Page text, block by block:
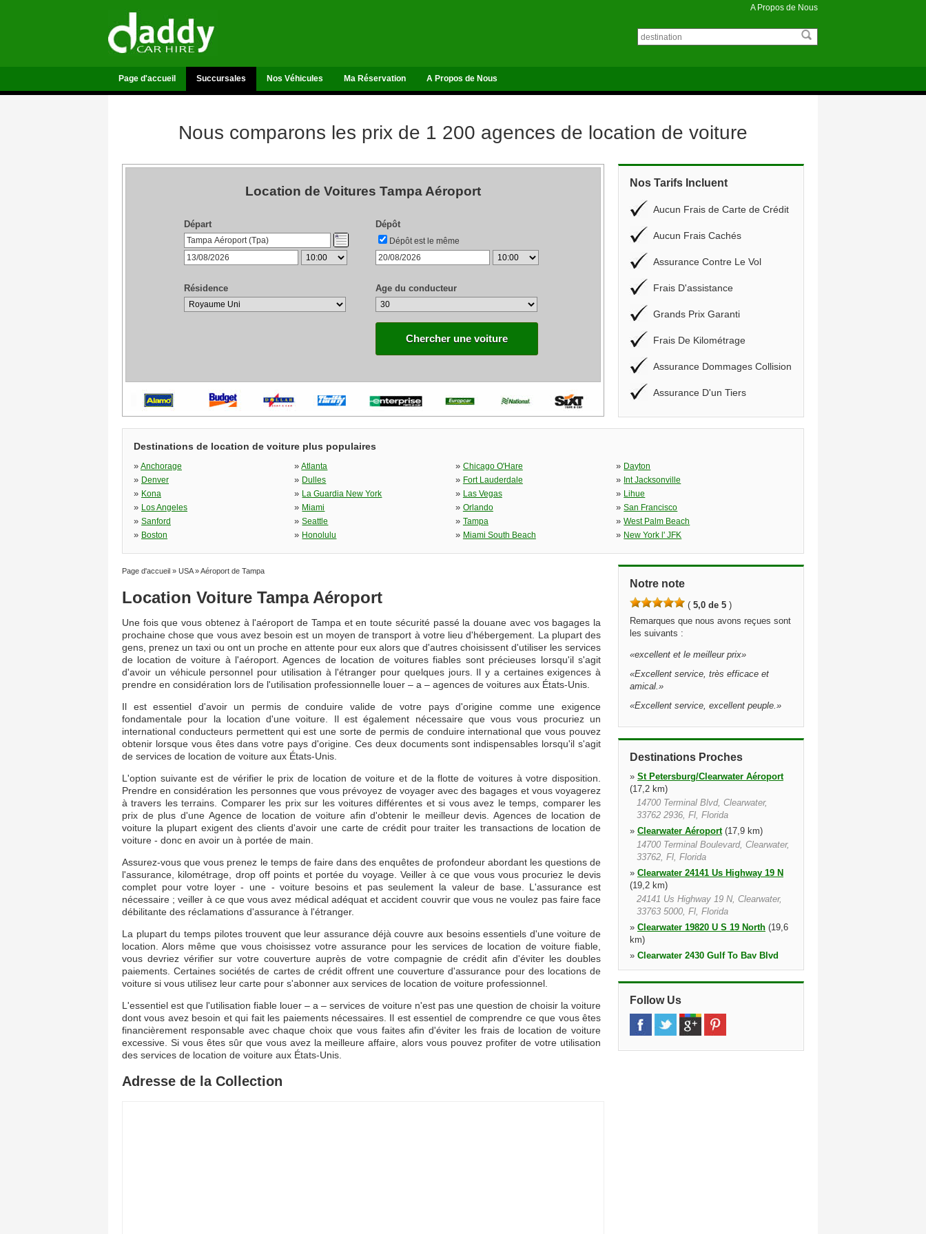
A Propos de Nous
Page d'accueil Succursales Nos Véhicules Ma Réservation A Propos de Nous
Nous comparons les prix de 1 200 agences de location de voiture
Location de Voitures Tampa Aéroport
Départ Dépôt
Dépôt est le même
Résidence Age du conducteur
Chercher une voiture
Nos Tarifs Incluent
Aucun Frais de Carte de Crédit
Aucun Frais Cachés
Assurance Contre Le Vol
Frais D'assistance
Grands Prix Garanti
Frais De Kilométrage
Assurance Dommages Collision
Assurance D'un Tiers
Destinations de location de voiture plus populaires
» Anchorage »Atlanta » Chicago O'Hare » Dayton
» Denver » Dulles » Fort Lauderdale » Int Jacksonville
» Kona » La Guardia New York » Las Vegas » Lihue
» Los Angeles » Miami » Orlando »San Francisco
» Sanford »Seattle » Tampa »West Palm Beach
» Boston » Honolulu » Miami South Beach » New York l' JFK
Page d'accueil » USA»Aéroport de Tampa
Location Voiture Tampa Aéroport
Une fois que vous obtenez à l'aéroport de Tampa et en toute sécurité passé la douane avec vos bagages la
prochaine chose que vous avez besoin est un moyen de transport à votre lieu d'hébergement. La plupart des
gens, prenez un taxi ou ont un proche en attente pour eux alors que d'autres choisissent d'utiliser les services
de location de voiture à l'aéroport. Agences de location de voitures fiables sont précieuses lorsqu'il s'agit
d'avoir un véhicule personnel pour utilisation à l'étranger pour quelques jours. Il y a certaines exigences à
prendre en considération lors de l'utilisation professionnelle louer – a – agences de voitures aux États-Unis.
Il est essentiel d'avoir un permis de conduire valide de votre pays d'origine comme une exigence
fondamentale pour la location d'une voiture. Il est également nécessaire que vous vous procuriez un
international conducteurs permettent qui est une sorte de permis de conduire international que vous pouvez
obtenir lorsque vous êtes dans votre pays d'origine. Ces deux documents sont indispensables lorsqu'il s'agit
de services de location de voiture aux États-Unis.
L'option suivante est de vérifier le prix de location de voiture et de la flotte de voitures à votre disposition.
Prendre en considération les personnes que vous prévoyez de voyager avec des bagages et vous voyagerez
à travers les terrains. Comparer les prix sur les voitures différentes et si vous avez le temps, comparer les
prix de plus d'une Agence de location de voiture afin d'obtenir le meilleur devis. Agences de location de
voiture la plupart exigent des clients d'avoir une carte de crédit pour traiter les transactions de location de
voiture - donc en avoir un à portée de main.
Assurez-vous que vous prenez le temps de faire dans des enquêtes de profondeur abordant les questions de
l'assurance, kilométrage, drop off points et portée du voyage. Veiller à ce que vous vous procuriez le devis
complet pour votre loyer - une - voiture besoins et pas seulement la valeur de base. L'assurance est
nécessaire ; veiller à ce que vous avez médical adéquat et accident couvrir que vous ne voulez pas faire face
débilitante des réclamations d'assurance à l'étranger.
La plupart du temps pilotes trouvent que leur assurance déjà couvre aux besoins essentiels d'une voiture de
location. Alors même que vous choisissez votre assurance pour les services de location de voiture fiable,
vous devriez vérifier sur votre couverture auprès de votre compagnie de crédit afin d'éviter les doubles
paiements. Certaines sociétés de cartes de crédit offrent une couverture d'assurance pour des locations de
voiture si vous utilisez leur carte pour s'abonner aux services de location de voiture professionnel.
L'essentiel est que l'utilisation fiable louer – a – services de voiture n'est pas une question de choisir la voiture
dont vous avez besoin et qui fait les paiements nécessaires. Il est essentiel de comprendre ce que vous êtes
financièrement responsable avec chaque choix que vous faites afin d'éviter les frais de location de voiture
excessive. Si vous êtes sûr que vous avez la meilleure affaire, alors vous pouvez profiter de votre utilisation
des services de location de voiture aux États-Unis.
Adresse de la Collection
Notre note
( 5,0 de 5 )
Remarques que nous avons reçues sont
les suivants :
«excellent et le meilleur prix»
«Excellent service, très efficace et
amical.»
«Excellent service, excellent peuple.»
Destinations Proches
» St Petersburg/Clearwater Aéroport
(17,2 km)
14700 Terminal Blvd, Clearwater,
33762 2936, Fl, Florida
» Clearwater Aéroport(17,9 km)
14700 Terminal Boulevard, Clearwater,
33762, Fl, Florida
» Clearwater 24141 Us Highway 19 N
(19,2 km)
24141 Us Highway 19 N, Clearwater,
33763 5000, Fl, Florida
» Clearwater 19820 U S 19 North (19,6
km)
» Clearwater 2430 Gulf To Bay Blvd
(20,1 km)
17335 Us Highway 19 N, Clearwater,
33764 7521, Fl, Florida
110 S Us Highway 301, 33619 4320,
Fl, Florida
»Dunedin(23,4 km)
Follow Us